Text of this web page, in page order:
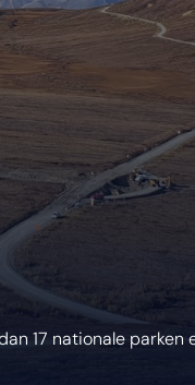
17 nationale